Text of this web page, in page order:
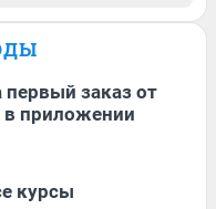
заказ от
в приложении
курсы